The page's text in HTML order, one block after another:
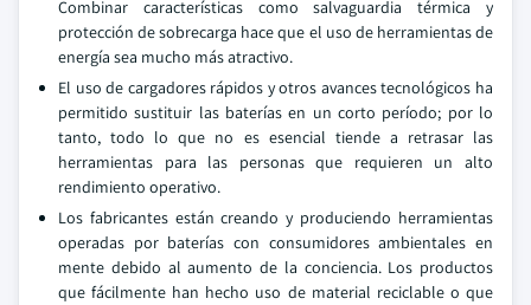
Combinar características como salvaguardia térmica y
protección de sobrecarga hace que el uso de herramientas de
energía sea mucho más atractivo.
El uso de cargadores rápidos y otros avances tecnológicos ha
permitido sustituir las baterías en un corto período; por lo
tanto, todo lo que no es esencial tiende a retrasar las
herramientas para las personas que requieren un alto
rendimiento operativo.
Los fabricantes están creando y produciendo herramientas
operadas por baterías con consumidores ambientales en
mente debido al aumento de la conciencia. Los productos
que fácilmente han hecho uso de material reciclable o que